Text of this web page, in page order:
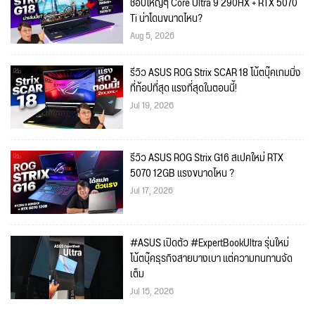
Ti น่าโดนขนาดไหน?
Aug 5, 2026
รีวิว ASUS ROG Strix SCAR 18 โน้ตบุ๊คเกมมิ่ง
ที่ท้อปที่สุด แรงที่สุดในตอนนี้!
Jul 19, 2026
รีวิว ASUS ROG Strix G16 สเปคใหม่ RTX
5070 12GB แรงขนาดไหน ?
Jul 17, 2026
#ASUS เปิดตัว #ExpertBookUltra รุ่นใหม่
โน้ตบุ๊คธุรกิจสายบางเบา แต่ความทนทานจัด
เต็ม
Jul 15, 2026